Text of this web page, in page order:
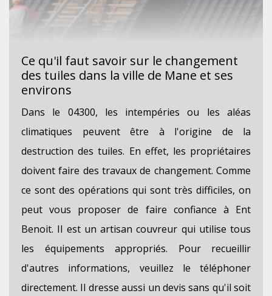
Ce qu'il faut savoir sur le changement
des tuiles dans la ville de Mane et ses
environs
Dans le 04300, les intempéries ou les aléas
climatiques peuvent être à l'origine de la
destruction des tuiles. En effet, les propriétaires
doivent faire des travaux de changement. Comme
ce sont des opérations qui sont très difficiles, on
peut vous proposer de faire confiance à Ent
Benoit. Il est un artisan couvreur qui utilise tous
les équipements appropriés. Pour recueillir
d'autres informations, veuillez le téléphoner
directement. Il dresse aussi un devis sans qu'il soit